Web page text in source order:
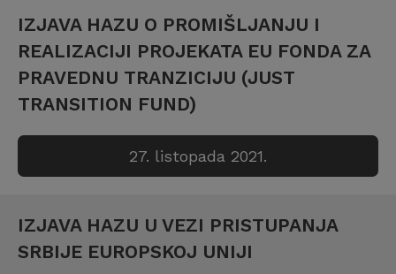
IZJAVA HAZU O PROMIŠLJANJU I
REALIZACIJI PROJEKATA EU FONDA ZA
PRAVEDNU TRANZICIJU (JUST
TRANSITION FUND)
27. listopada 2021.
IZJAVA HAZU U VEZI PRISTUPANJA
SRBIJE EUROPSKOJ UNIJI